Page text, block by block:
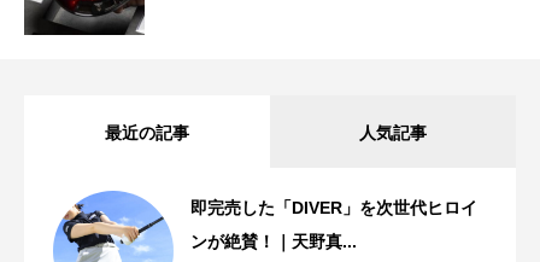
最近の記事 人気記事
即完売した「DIVER」を次世代ヒロイ
ンが絶賛！｜天野真...